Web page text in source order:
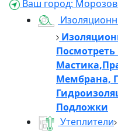
Ваш город:
Посмотреть
Мембрана,
Подложки
Утеплители